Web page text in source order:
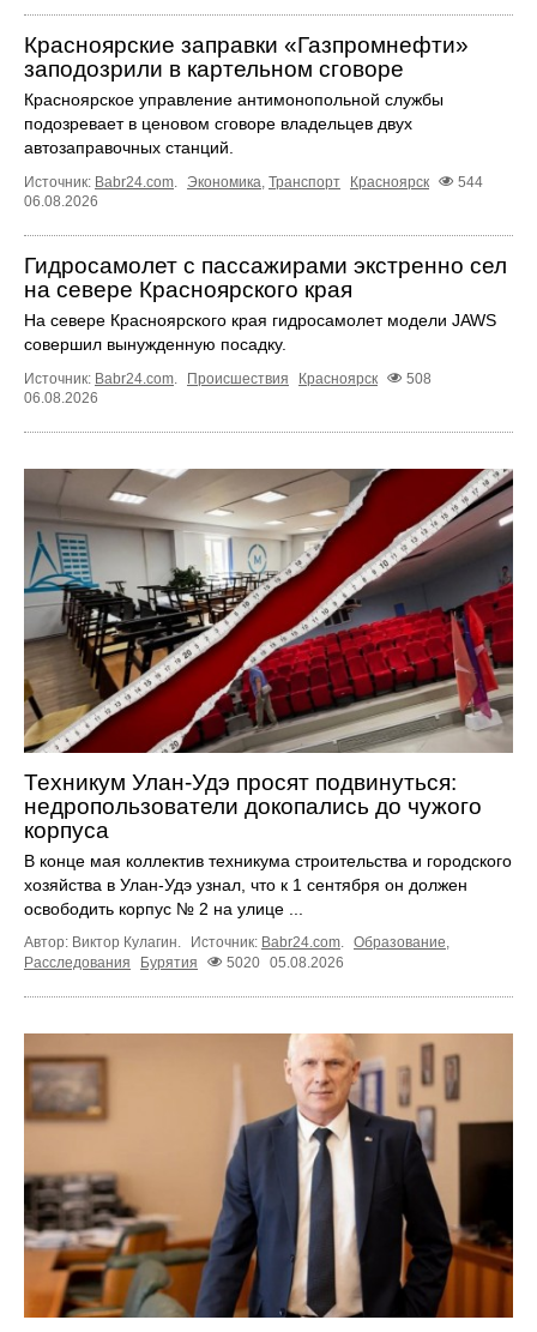
Красноярские заправки «Газпромнефти»
заподозрили в картельном сговоре
Красноярское управление антимонопольной службы
подозревает в ценовом сговоре владельцев двух
автозаправочных станций.
Источник: Babr24.com. Экономика, Транспорт Красноярск
544
06.08.2026
Гидросамолет с пассажирами экстренно сел
на севере Красноярского края
На севере Красноярского края гидросамолет модели JAWS
совершил вынужденную посадку.
Источник: Babr24.com. Происшествия Красноярск
508
06.08.2026
Техникум Улан-Удэ просят подвинуться:
недропользователи докопались до чужого
корпуса
В конце мая коллектив техникума строительства и городского
хозяйства в Улан-Удэ узнал, что к 1 сентября он должен
освободить корпус № 2 на улице ...
Автор: Виктор Кулагин. Источник: Babr24.com Образование
Расследования
Бурятия 5020 05.08.2026